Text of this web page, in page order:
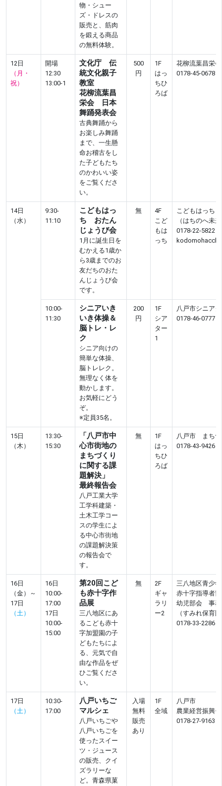
物・シュー
ズ・ドレスの
販売と、筋肉
を鍛える商品
の無料体験。
12日
（月・
祝）
開場
12:30
13:00-1
文化庁 伝
統文化親子
教室
花柳流葉昌
栄会 日本
舞踊発表会
古典舞踊から
お楽しみ舞踊
まで、一生懸
命お稽古をし
た子どもたち
のかわいい姿
をご覧くださ
い。
500
円
1F
はっ
ちひ
ろば
花柳流葉昌栄会
0178-45-0678
14日
（水）
9:30-
11:10
こどもはっ
ち おたん
じょうび会
1月に誕生日を
むかえる1歳か
ら3歳までのお
友だちのおた
んじょうび会
です。
無
4F
こど
もは
っち
こどもはっち
（はちのへ未
0178-22-5822
10:00-
11:30
シニアいき
いき体操＆
脳トレ・レ
ク
シニア向けの
簡単な体操、
脳トレレク。
無理なく体を
動かします。
お気軽にどう
ぞ。
※定員35名。
200
円
1F
シア
ター
1
八戸市シニア
0178-46-0777
15日
（木）
13:30-
15:30
「八戸市中
心市街地の
まちづくり
に関する課
題解決」
最終報告会
八戸工業大学
工学科建築・
土木工学コー
スの学生によ
る中心市街地
の課題解決策
の報告会で
す。
無
1F
はっ
ちひ
ろば
八戸市 まちづ
0178-43-9426
16日
（金）～
17日
（土）
16日
10:00-
17:00
17日
10:00-
15:00
第20回こど
も赤十字作
品展
三八地区にあ
るこども赤十
字加盟園の子
どもたちによ
る、元気で自
由な作品をぜ
ひご覧くださ
い。
無
2F
ギャ
ラリ
ー2
三八地区青少年
赤十字指導者
幼児部会 事
（すみれ保育
0178-33-2286
17日
（土）
10:30-
17:00
八戸いちご
マルシェ
八戸いちごや
八戸いちごを
使ったスイー
ツ・ジュース
の販売、クイ
ズラリーな
ど。青森県菓
入場
無料
販売
あり
1F
全域
八戸市
農業経営振興
0178-27-9163